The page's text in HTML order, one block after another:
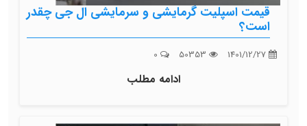
قیمت اسپلیت گرمایشی و سرمایشی ال جی چقدر
است؟
ادامه مطلب